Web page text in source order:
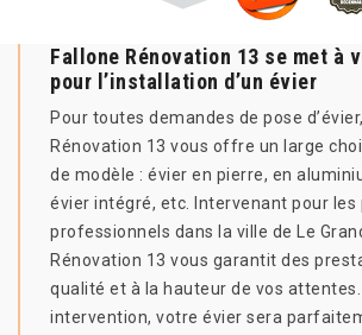
Fallone Rénovation 13 se met à
pour l’installation d’un évier
Pour toutes demandes de pose
Rénovation 13 vous offre un large
de modèle : évier en pierre, en
évier intégré, etc. Intervenant pour les
professionnels dans la ville de Le
Rénovation 13 vous garantit des
qualité et à la hauteur de vos
intervention, votre évier sera